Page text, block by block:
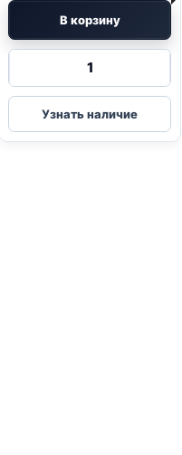
В корзину
Количество
Деревенские
лак.
колбаски
Узнать наличие